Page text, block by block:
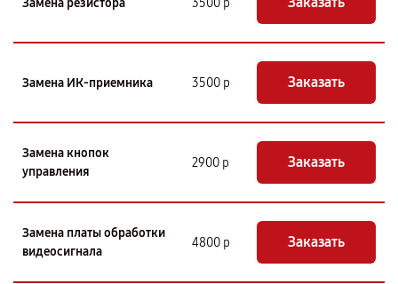
Замена ИК-приемника 3500 р Заказать
Замена кнопок
управления
2900 р Заказать
Замена платы обработки
видеосигнала
4800 р Заказать